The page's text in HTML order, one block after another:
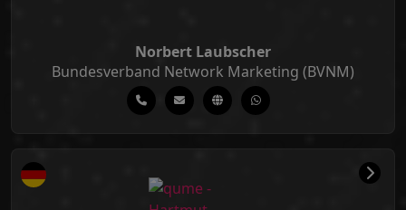
Norbert Laubscher
Bundesverband Network Marketing (BVNM)